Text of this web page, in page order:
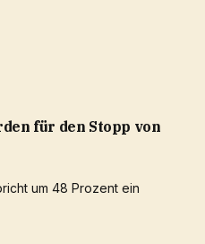
für den Stopp von